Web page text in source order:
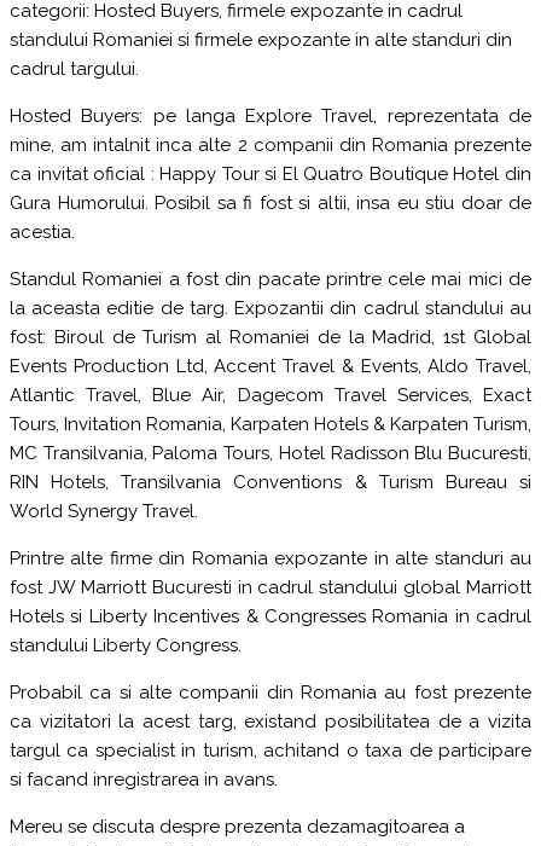
categorii: Hosted Buyers, firmele expozante in cadrul
standului Romaniei si firmele expozante in alte standuri din
cadrul targului.
Hosted Buyers: pe langa Explore Travel, reprezentata de
mine, am intalnit inca alte 2 companii din Romania prezente
ca invitat oficial : Happy Tour si El Quatro Boutique Hotel din
Gura Humorului. Posibil sa fi fost si altii, insa eu stiu doar de
acestia.
Standul Romaniei a fost din pacate printre cele mai mici de
la aceasta editie de targ. Expozantii din cadrul standului au
fost: Biroul de Turism al Romaniei de la Madrid, 1st Global
Events Production Ltd, Accent Travel & Events, Aldo Travel,
Atlantic Travel, Blue Air, Dagecom Travel Services, Exact
Tours, Invitation Romania, Karpaten Hotels & Karpaten Turism,
MC Transilvania, Paloma Tours, Hotel Radisson Blu Bucuresti,
RIN Hotels, Transilvania Conventions & Turism Bureau si
World Synergy Travel.
Printre alte firme din Romania expozante in alte standuri au
fost JW Marriott Bucuresti in cadrul standului global Marriott
Hotels si Liberty Incentives & Congresses Romania in cadrul
standului Liberty Congress.
Probabil ca si alte companii din Romania au fost prezente
ca vizitatori la acest targ, existand posibilitatea de a vizita
targul ca specialist in turism, achitand o taxa de participare
si facand inregistrarea in avans.
Mereu se discuta despre prezenta dezamagitoarea a